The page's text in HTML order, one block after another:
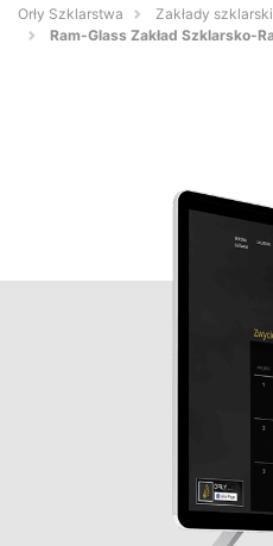
Orły Szklarstwa
Zakłady
Ram-Glass Zakład Szklarsko-